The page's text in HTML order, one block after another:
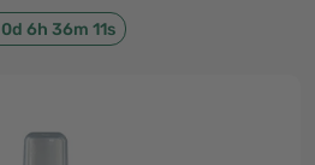
0d 6h 36m 11s